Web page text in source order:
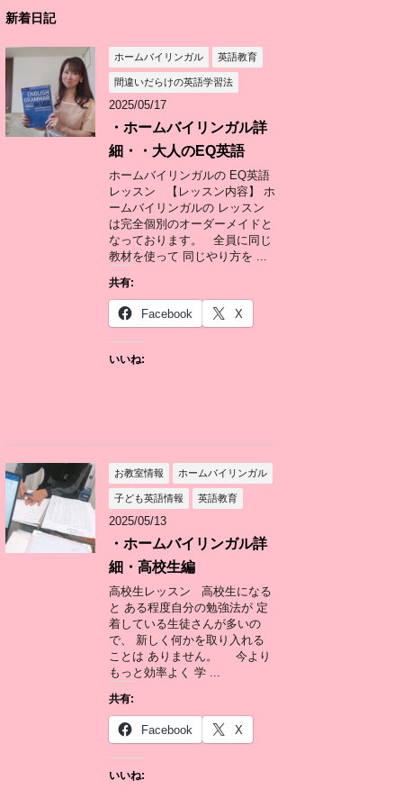
新着日記
ホームバイリンガル 英語教育
間違いだらけの英語学習法
2025/05/17
・ホームバイリンガル詳
細・・大人のEQ英語
ホームバイリンガルの EQ英語
レッスン 【レッスン内容】 ホ
ームバイリンガルの レッスン
は完全個別のオーダーメイドと
なっております。 全員に同じ
教材を使って 同じやり方を ...
共有:
Facebook X
いいね:
お教室情報 ホームバイリンガル
子ども英語情報 英語教育
2025/05/13
・ホームバイリンガル詳
細・高校生編
高校生レッスン 高校生になる
と ある程度自分の勉強法が 定
着している生徒さんが多いの
で、 新しく何かを取り入れる
ことは ありません。 今より
もっと効率よく 学 ...
共有:
Facebook X
いいね: